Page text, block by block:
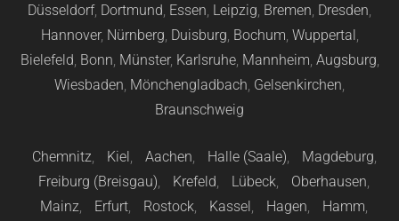
Düsseldorf, Dortmund, Essen, Leipzig, Bremen, Dresden,
Hannover, Nürnberg, Duisburg, Bochum, Wuppertal,
Bielefeld, Bonn, Münster, Karlsruhe, Mannheim, Augsburg,
Wiesbaden, Mönchengladbach, Gelsenkirchen,
Braunschweig
Chemnitz, Kiel, Aachen, Halle (Saale), Magdeburg,
Freiburg (Breisgau), Krefeld, Lübeck, Oberhausen,
Mainz, Erfurt, Rostock, Kassel, Hagen, Hamm,